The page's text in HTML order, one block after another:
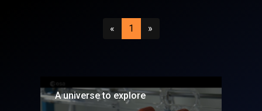
«Precedente
1 (attuale)
»Successivo
A universe to explore